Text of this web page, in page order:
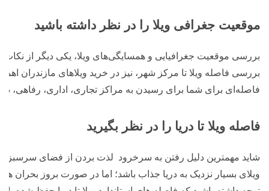
موقعیت جغرافی ویلا را در نظر داشته باشید
بررسی موقعیت جغرافیایی و همسایگی‌های ویلا، یکی دیگر از
بررسی فاصله ویلا تا مرکز شهر، نیز در خرید ویلاهای مازندران
فاصله‌ای برای شما برای رسیدن به مراکز تجاری، اداری،
فاصله ویلا تا دریا را در نظر بگیرید
شاید مهمترین دلیل رفتن به سرخرود لذت بردن از فضای سرسبز
ویلای بسیار نزدیک به دریا جذاب باشد؛ اما در صورت بروز بحران